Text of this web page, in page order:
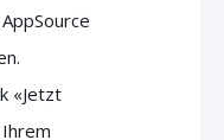
«Jetzt